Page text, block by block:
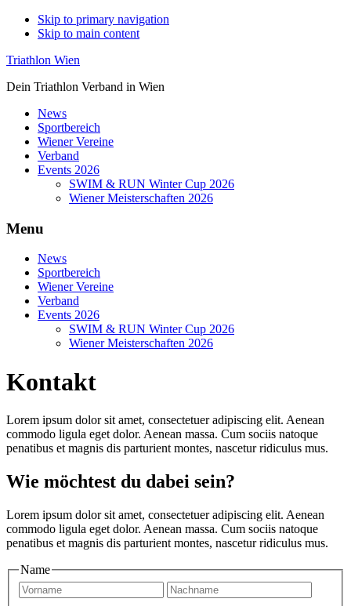
Skip to primary navigation
Skip to main content
Triathlon Wien
Dein Triathlon Verband in Wien
News
Sportbereich
Wiener Vereine
Verband
Events 2026
SWIM & RUN Winter Cup 2026
Wiener Meisterschaften 2026
Menu
News
Sportbereich
Wiener Vereine
Verband
Events 2026
SWIM & RUN Winter Cup 2026
Wiener Meisterschaften 2026
Kontakt
Lorem ipsum dolor sit amet, consectetuer adipiscing elit. Aenean
commodo ligula eget dolor. Aenean massa. Cum sociis natoque
penatibus et magnis dis parturient montes, nascetur ridiculus mus.
Wie möchtest du dabei sein?
Lorem ipsum dolor sit amet, consectetuer adipiscing elit. Aenean
commodo ligula eget dolor. Aenean massa. Cum sociis natoque
penatibus et magnis dis parturient montes, nascetur ridiculus mus.
Name
First